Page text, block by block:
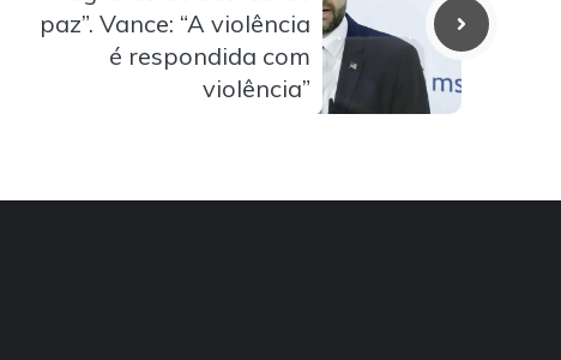
paz”. Vance: “A violência
é respondida com
violência”